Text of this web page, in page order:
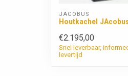
JACOBUS
Houtkachel
€2.195,00
Snel leverbaar,
levertijd